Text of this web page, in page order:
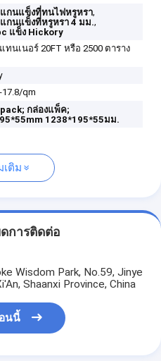
กนแข็งที่ทนไฟหรูหรา,
กนแข็งที่หรูหรา 4 มม.,
แข็ง Hickory
ทนเนอร์ 20FT หรือ 2500 ตาราง
17.8/qm
กล่องแพ็ค;
1238*195*55มม.
เติม
ดการติดต่อ
Wisdom Park, No.59, Jinye
Shaanxi Province, China
นนี้